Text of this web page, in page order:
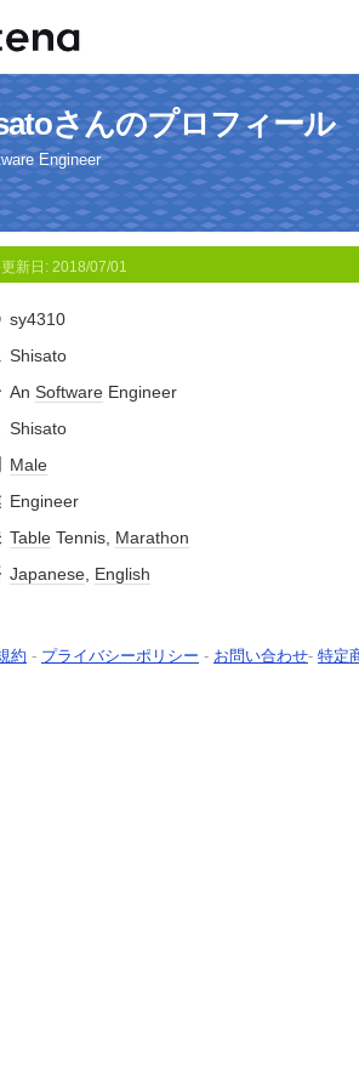
さんのプロフィール
Engineer
新日: 2018/07/01
sy4310
Shisato
An Software Engineer
Shisato
Male
Engineer
Table Tennis, Marathon
Japanese, English
約 - プライバシーポリシー - お問い合わせ- 特定